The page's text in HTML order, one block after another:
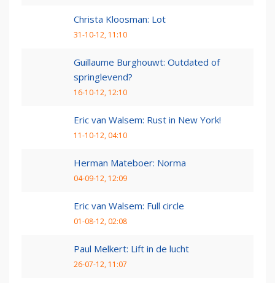
Christa Kloosman: Lot
31-10-12, 11:10
Guillaume Burghouwt: Outdated of
springlevend?
16-10-12, 12:10
Eric van Walsem: Rust in New York!
11-10-12, 04:10
Herman Mateboer: Norma
04-09-12, 12:09
Eric van Walsem: Full circle
01-08-12, 02:08
Paul Melkert: Lift in de lucht
26-07-12, 11:07